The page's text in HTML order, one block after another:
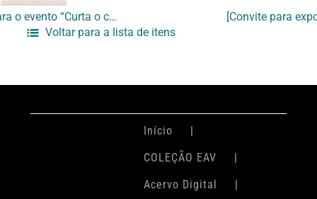
[Convite para o evento “Curta o curta no Lage”]
Voltar para a lista de itens
Início
COLEÇÃO EAV
Acervo Digital